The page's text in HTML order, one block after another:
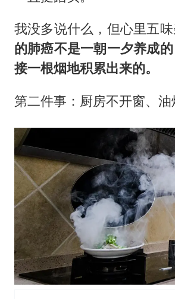
我没多说什么，但心里五味
的肺癌不是一朝一夕养成
接一根烟地积累出来的。
第二件事：厨房不开窗、